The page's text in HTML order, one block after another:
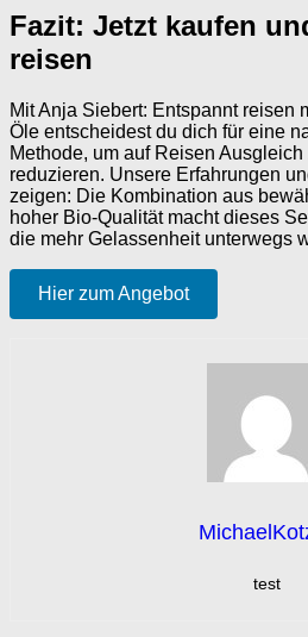
Fazit: Jetzt kaufen
reisen
Mit Anja Siebert: Entspannt reisen
Öle entscheidest du dich für eine
Methode, um auf Reisen
reduzieren. Unsere Erfahrungen
zeigen: Die Kombination aus
hoher Bio-Qualität macht dieses
die mehr Gelassenheit unterwegs
Hier zum Angebot
test